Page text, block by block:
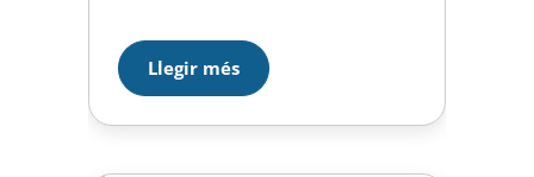
del seu 150è aniversari. Aquesta
celebració va tenir lloc el passat
divendres 12 de desembre a la
seu de l’Ateneu, situada al carrer
Llegir més